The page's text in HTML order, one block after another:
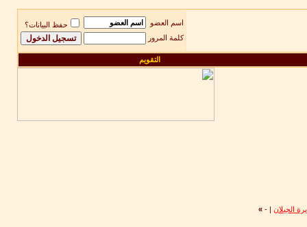
اسم العضو
حفظ البيانات؟
كلمة المرور
التقويم
الجبلان |
-
»